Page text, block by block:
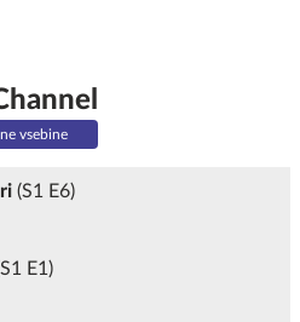
vsebine
(S1 E6)
E1)